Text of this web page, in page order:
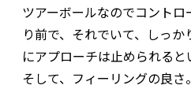
ツアーボールなのでコント
り前で、それでいて、しっ
にアプローチは止められると
そして、フィーリングの良さ。